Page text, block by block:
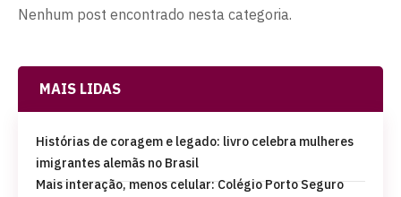
Nenhum post encontrado nesta categoria.
MAIS LIDAS
Histórias de coragem e legado: livro celebra mulheres
imigrantes alemãs no Brasil
Mais interação, menos celular: Colégio Porto Seguro